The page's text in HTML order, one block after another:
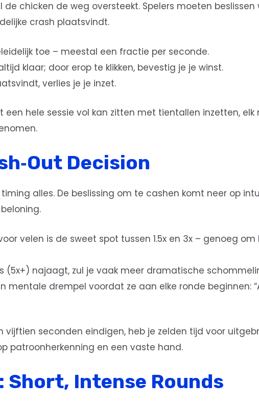
de chicken de weg oversteekt. Spelers moeten beslissen
crash plaatsvindt.
toe – meestal een fractie per seconde.
klaar; door erop te klikken, bevestig je je winst.
verlies je je inzet.
een hele sessie vol kan zitten met tientallen inzetten,
Decision
alles. De beslissing om te cashen komt neer op
velen is de sweet spot tussen 1.5x en 3x – genoeg
(5x+) najaagt, zul je vaak meer dramatische
mentale drempel voordat ze aan elke ronde beginnen:
seconden eindigen, heb je zelden tijd voor
patroonherkenning en een vaste hand.
Short, Intense Rounds